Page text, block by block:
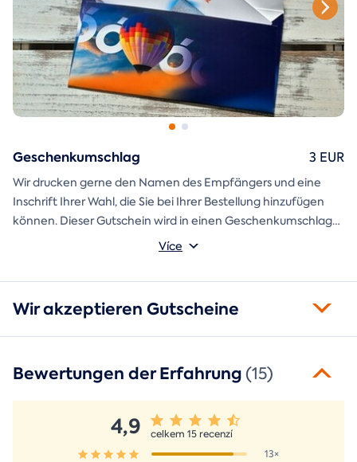
Geschenkumschlag
Wir drucken gerne den Namen des Empfängers und eine
Inschrift Ihrer Wahl, die Sie bei Ihrer Bestellung hinzufügen
können. Dieser Gutschein wird in einen Geschenkumschlag
gesteckt und direkt an Sie versandt.
Více
3 EUR
Wir akzeptieren Gutscheine
Bewertungen der Erfahrung(15)
4,9
celkem 15 recenzí
13×